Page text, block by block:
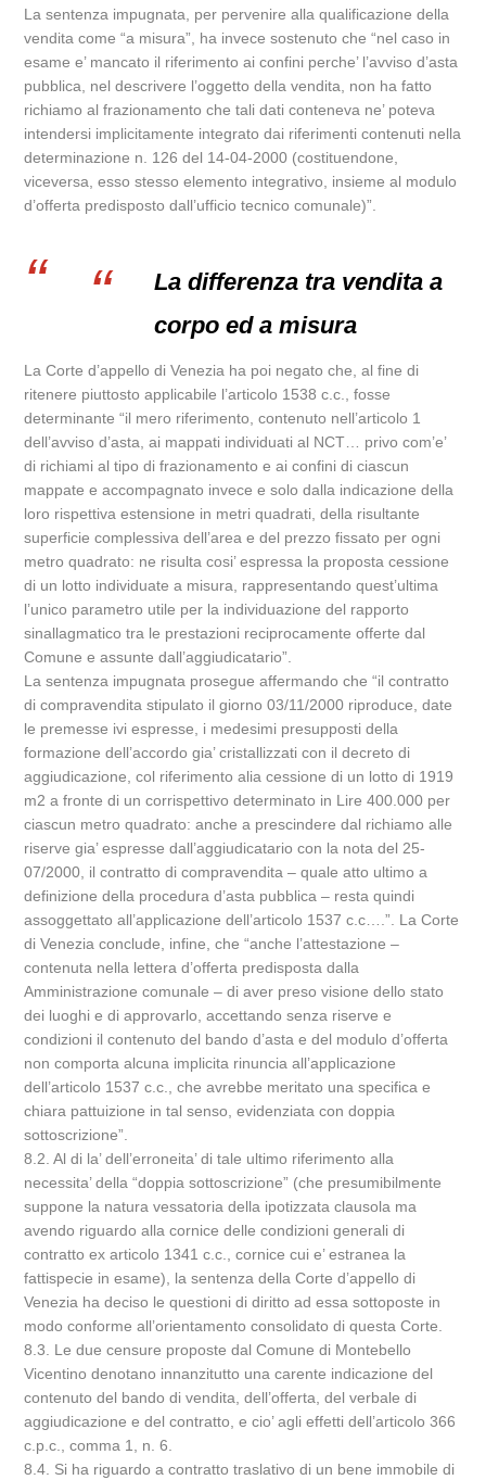
La sentenza impugnata, per pervenire alla qualificazione della
vendita come “a misura”, ha invece sostenuto che “nel caso in
esame e’ mancato il riferimento ai confini perche’ l’avviso d’asta
pubblica, nel descrivere l’oggetto della vendita, non ha fatto
richiamo al frazionamento che tali dati conteneva ne’ poteva
intendersi implicitamente integrato dai riferimenti contenuti nella
determinazione n. 126 del 14-04-2000 (costituendone,
viceversa, esso stesso elemento integrativo, insieme al modulo
d’offerta predisposto dall’ufficio tecnico comunale)”.
La differenza tra vendita a
corpo ed a misura
La Corte d’appello di Venezia ha poi negato che, al fine di
ritenere piuttosto applicabile l’articolo 1538 c.c., fosse
determinante “il mero riferimento, contenuto nell’articolo 1
dell’avviso d’asta, ai mappati individuati al NCT… privo com’e’
di richiami al tipo di frazionamento e ai confini di ciascun
mappate e accompagnato invece e solo dalla indicazione della
loro rispettiva estensione in metri quadrati, della risultante
superficie complessiva dell’area e del prezzo fissato per ogni
metro quadrato: ne risulta cosi’ espressa la proposta cessione
di un lotto individuate a misura, rappresentando quest’ultima
l’unico parametro utile per la individuazione del rapporto
sinallagmatico tra le prestazioni reciprocamente offerte dal
Comune e assunte dall’aggiudicatario”.
La sentenza impugnata prosegue affermando che “il contratto
di compravendita stipulato il giorno 03/11/2000 riproduce, date
le premesse ivi espresse, i medesimi presupposti della
formazione dell’accordo gia’ cristallizzati con il decreto di
aggiudicazione, col riferimento alia cessione di un lotto di 1919
m2 a fronte di un corrispettivo determinato in Lire 400.000 per
ciascun metro quadrato: anche a prescindere dal richiamo alle
riserve gia’ espresse dall’aggiudicatario con la nota del 25-
07/2000, il contratto di compravendita – quale atto ultimo a
definizione della procedura d’asta pubblica – resta quindi
assoggettato all’applicazione dell’articolo 1537 c.c….”. La Corte
di Venezia conclude, infine, che “anche l’attestazione –
contenuta nella lettera d’offerta predisposta dalla
Amministrazione comunale – di aver preso visione dello stato
dei luoghi e di approvarlo, accettando senza riserve e
condizioni il contenuto del bando d’asta e del modulo d’offerta
non comporta alcuna implicita rinuncia all’applicazione
dell’articolo 1537 c.c., che avrebbe meritato una specifica e
chiara pattuizione in tal senso, evidenziata con doppia
sottoscrizione”.
8.2. Al di la’ dell’erroneita’ di tale ultimo riferimento alla
necessita’ della “doppia sottoscrizione” (che presumibilmente
suppone la natura vessatoria della ipotizzata clausola ma
avendo riguardo alla cornice delle condizioni generali di
contratto ex articolo 1341 c.c., cornice cui e’ estranea la
fattispecie in esame), la sentenza della Corte d’appello di
Venezia ha deciso le questioni di diritto ad essa sottoposte in
modo conforme all’orientamento consolidato di questa Corte.
8.3. Le due censure proposte dal Comune di Montebello
Vicentino denotano innanzitutto una carente indicazione del
contenuto del bando di vendita, dell’offerta, del verbale di
aggiudicazione e del contratto, e cio’ agli effetti dell’articolo 366
c.p.c., comma 1, n. 6.
8.4. Si ha riguardo a contratto traslativo di un bene immobile di